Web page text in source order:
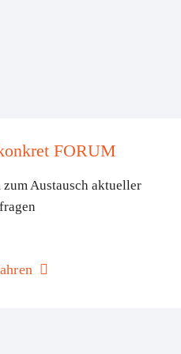
FORUM
Austausch aktueller